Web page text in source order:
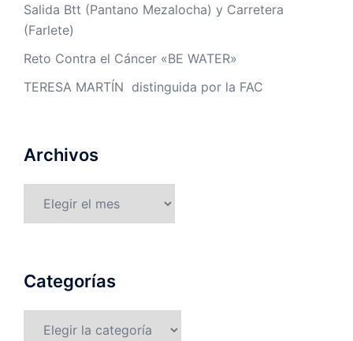
Salida Btt (Pantano Mezalocha) y Carretera
(Farlete)
Reto Contra el Cáncer «BE WATER»
TERESA MARTÍN distinguida por la FAC
Archivos
Categorías